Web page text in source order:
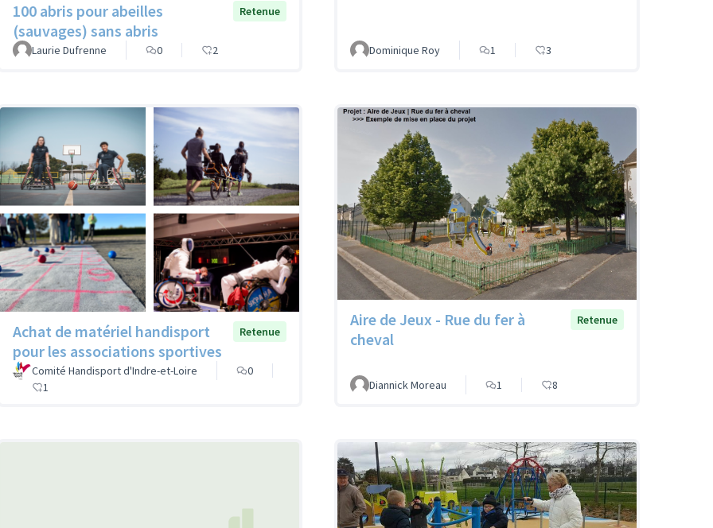
100 abris pour abeilles
(sauvages) sans abris
Retenue
Laurie Dufrenne 0 2 Dominique Roy 1 3
Achat de matériel handisport
pour les associations sportives
Retenue
Comité Handisport d'Indre-et-Loire
0
1
Aire de Jeux - Rue du fer à
cheval
Retenue
Diannick Moreau 1 8